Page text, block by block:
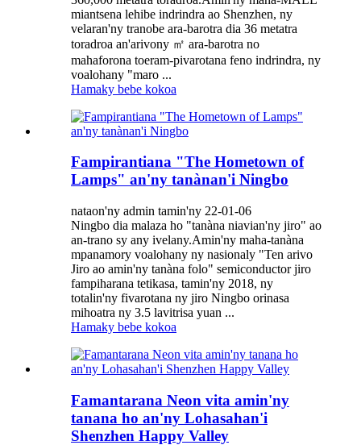
miantsena lehibe indrindra ao Shenzhen, ny
velaran'ny tranobe ara-barotra dia 36 metatra
toradroa an'arivony ㎡ ara-barotra no
mahaforona toeram-pivarotana feno indrindra, ny
voalohany "maro ...
Hamaky bebe kokoa
Fampirantiana "The Hometown of
Lamps" an'ny tanànan'i Ningbo
nataon'ny admin tamin'ny 22-01-06
Ningbo dia malaza ho "tanàna niavian'ny jiro" ao
an-trano sy any ivelany.Amin'ny maha-tanàna
mpanamory voalohany ny nasionaly "Ten arivo
Jiro ao amin'ny tanàna folo" semiconductor jiro
fampiharana tetikasa, tamin'ny 2018, ny
totalin'ny fivarotana ny jiro Ningbo orinasa
mihoatra ny 3.5 lavitrisa yuan ...
Hamaky bebe kokoa
Famantarana Neon vita amin'ny
tanana ho an'ny Lohasahan'i
Shenzhen Happy Valley